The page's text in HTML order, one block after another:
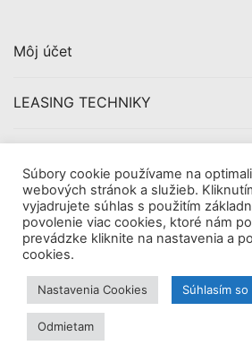
Môj účet
LEASING TECHNIKY
Copyright © 2019AVDigital, s.r.o. .
Tieto internetové stránky používajú
informáciítu.
Súbory cookie používame na
webových stránok a služieb.
vyjadrujete súhlas s použitím
povolenie viac cookies, ktoré nám
prevádzke kliknite na nastavenia a
cookies.
Nastavenia Cookies Súhlasím
Odmietam